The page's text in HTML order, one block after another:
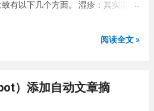
有以下几个方面。 湿疹：其实湿疹
出来。表现为皮疹和瘙痒，可有渗
性皮炎或者脂溢性皮炎。 接触性皮
痒，痒得患者能抓破。但是悲催的
只能加重病情。越抓越痒，越痒越
阅读全文 »
）添加自动文章摘